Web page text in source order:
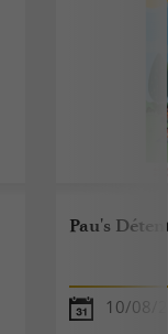
Pau's
10/08/